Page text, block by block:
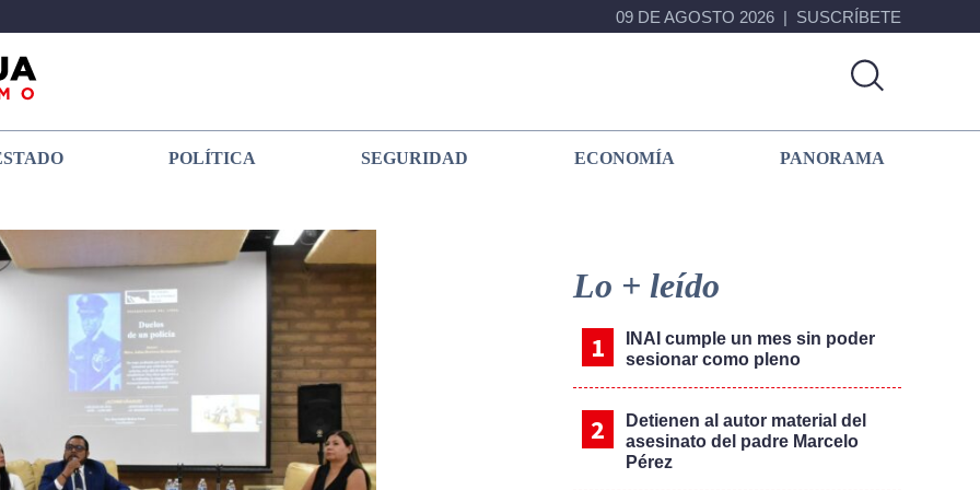
09 DE AGOSTO 2026 SUSCRÍBETE
POLÍTICA SEGURIDAD ECONOMÍA PANORAMA
Sidebar
Lo + leído
INAI cumple un mes sin poder
sesionar como pleno
Detienen al autor material del
asesinato del padre Marcelo
Pérez